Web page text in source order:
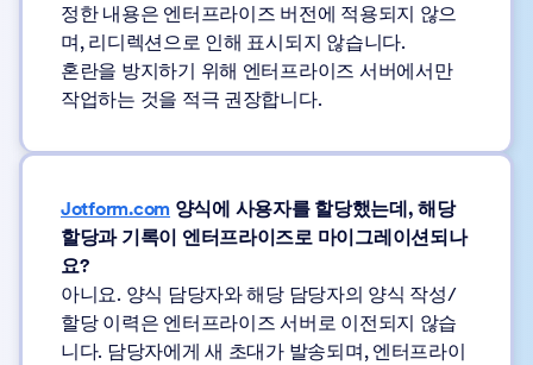
정한 내용은 엔터프라이즈 버전에 적용되지 않으
며, 리디렉션으로 인해 표시되지 않습니다.
혼란을 방지하기 위해 엔터프라이즈 서버에서만
작업하는 것을 적극 권장합니다.
Jotform.com 양식에 사용자를 할당했는데, 해당
할당과 기록이 엔터프라이즈로 마이그레이션되나
요?
아니요. 양식 담당자와 해당 담당자의 양식 작성/
할당 이력은 엔터프라이즈 서버로 이전되지 않습
니다. 담당자에게 새 초대가 발송되며, 엔터프라이